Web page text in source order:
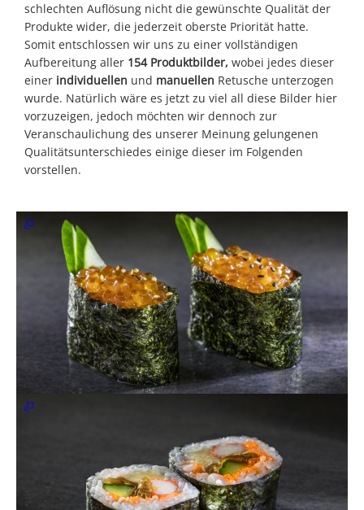
schlechten Auflösung nicht die gewünschte Qualität der
Produkte wider, die jederzeit oberste Priorität hatte.
Somit entschlossen wir uns zu einer vollständigen
Aufbereitung aller 154 Produktbilder, wobei jedes dieser
einer individuellen und manuellen Retusche unterzogen
wurde. Natürlich wäre es jetzt zu viel all diese Bilder hier
vorzuzeigen, jedoch möchten wir dennoch zur
Veranschaulichung des unserer Meinung gelungenen
Qualitätsunterschiedes einige dieser im Folgenden
vorstellen.